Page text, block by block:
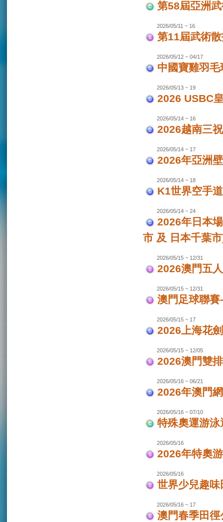
第58屆亞洲
2026/05/11 ~ 16
第11屆武術
2026/05/12 ~ 04/17
中國寶雞羽
2026/05/13 ~ 19
2026 USBC
2026/05/14 ~ 16
2026越南三
2026/05/14 ~ 17
2026年亞洲
2026/05/14 ~ 18
K1世界空手
2026/05/14 ~ 24
2026年日本
市 及 日本千葉
2026/05/15 ~ 12/31
2026澳門五
2026/05/15 ~ 12/31
澳門足球聯
2026/05/15 ~ 17
2026上海花
2026/05/15 ~ 12/05
2026澳門雙
2026/05/16 ~ 06/21
2026年澳門
2026/05/16 ~ 07/10
特殊奧運游
2026/05/16
2026年特奧
2026/05/16
世界少兒趣味
2026/05/16 ~ 17
澳門春季田徑